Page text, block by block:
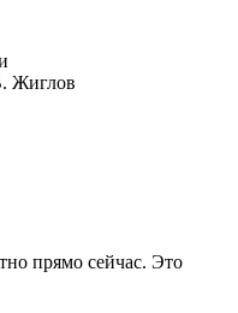
Жиглов
прямо сейчас. Это